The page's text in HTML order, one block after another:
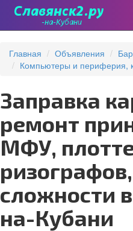
основному
содержанию
Главная Объявления
Компьютеры и периферия,
Заправка картриджей,
ремонт
МФУ,
сложности
на-Кубани